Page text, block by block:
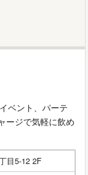
ベント、パーテ
ージで気軽に飲め
目5-12 2F